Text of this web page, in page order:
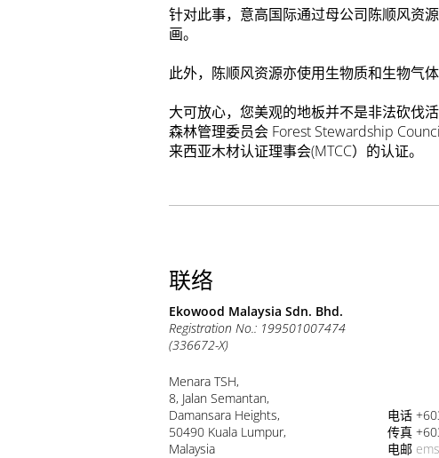
针对此事，意高国际通过母公司陈顺风资
画。
此外，陈顺风资源亦使用生物质和生物气
大可放心，您美观的地板并不是非法砍伐
森林管理委员会 Forest Stewardship
来西亚木材认证理事会(MTCC）的认证。
联络
Ekowood Malaysia Sdn. Bhd.
Registration No.: 199501007474
(336672-X)
Menara TSH,
8, Jalan Semantan,
Damansara Heights,
50490 Kuala Lumpur,
Malaysia
电话
传真
电邮